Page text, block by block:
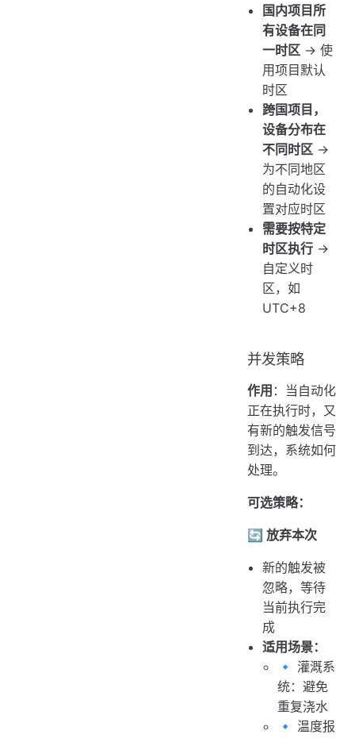
国内项目所
有设备在同
一时区 → 使
用项目默认
时区
跨国项目，
设备分布在
不同时区 →
为不同地区
的自动化设
置对应时区
需要按特定
时区执行 →
自定义时
区，如
UTC+8
并发策略
作用 ：当自动化
正在执行时，又
有新的触发信号
到达，系统如何
处理。
可选策略：
🔄 放弃本次
新的触发被
忽略，等待
当前执行完
成
适用场景：
🔹 灌溉系
统：避免
重复浇水
🔹 温度报